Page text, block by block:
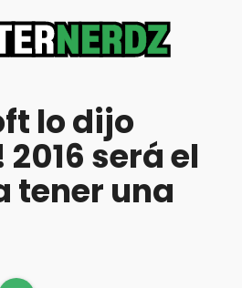
lo dijo
será el
tener una